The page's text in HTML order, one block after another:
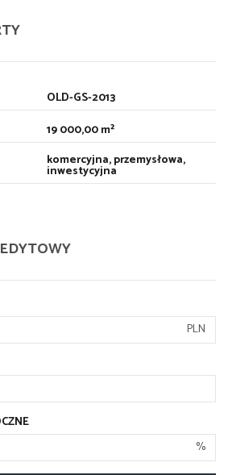
OLD-GS-2013
19 000,00 m²
komercyjna, przemysłowa,
inwestycyjna
PLN
%